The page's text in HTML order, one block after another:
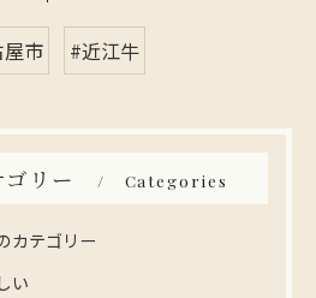
市 #近江牛
ゴリー Categories
カテゴリー
い